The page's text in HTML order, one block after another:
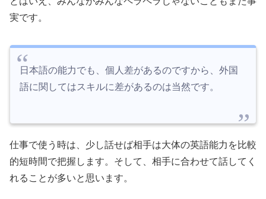
実です。
日本語の能力でも、個人差があるのですから、外国
語に関してはスキルに差があるのは当然です。
仕事で使う時は、少し話せば相手は大体の英語能力を比較
的短時間で把握します。そして、相手に合わせて話してく
れることが多いと思います。